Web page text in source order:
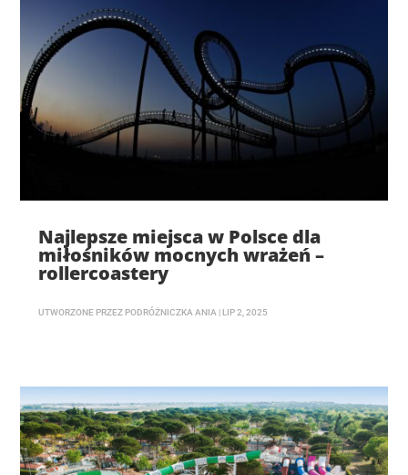
Najlepsze miejsca w Polsce dla
miłośników mocnych wrażeń –
rollercoastery
UTWORZONE PRZEZ PODRÓŻNICZKA ANIA | LIP 2, 2025